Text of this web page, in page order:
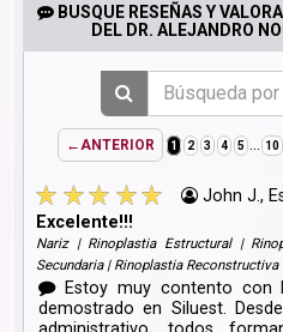
BUSQUE RESEÑAS Y
DEL DR. ALEJANDRO
←ANTERIOR 1 2 3 4 5 ... 10
John J.,
Excelente!!!
Nariz | Rinoplastia Estructural |
Secundaria | Rinoplastia Reconstructiva
Estoy muy contento con
demostrado en Siluest.